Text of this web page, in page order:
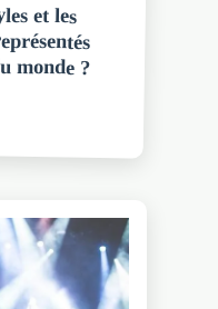
et les
monde ?